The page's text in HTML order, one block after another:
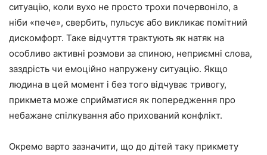
ситуацію, коли вухо не просто трохи почервоніло, а
ніби «пече», свербить, пульсує або викликає помітний
дискомфорт. Таке відчуття трактують як натяк на
особливо активні розмови за спиною, неприємні слова,
заздрість чи емоційно напружену ситуацію. Якщо
людина в цей момент і без того відчуває тривогу,
прикмета може сприйматися як попередження про
небажане спілкування або прихований конфлікт.
Окремо варто зазначити, що до дітей таку прикмету